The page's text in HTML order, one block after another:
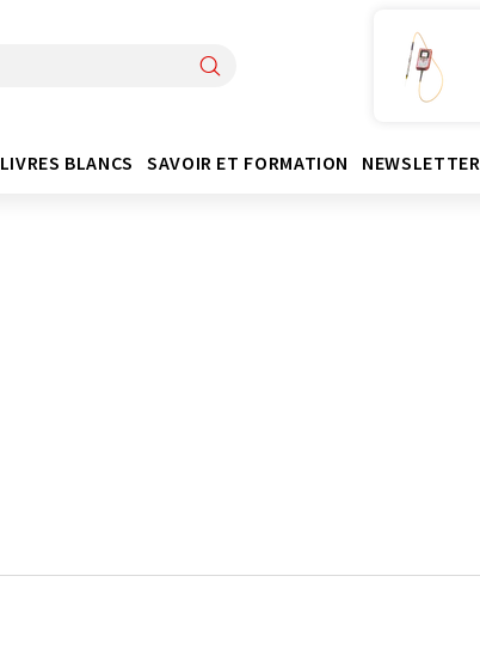
LIVRES BLANCS SAVOIR ET FORMATION NEWSLETTER